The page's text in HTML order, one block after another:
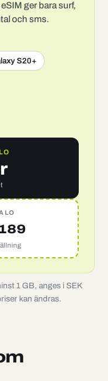
ger bara surf,
och sms.
S20+
1 GB, anges i SEK
kan ändras.